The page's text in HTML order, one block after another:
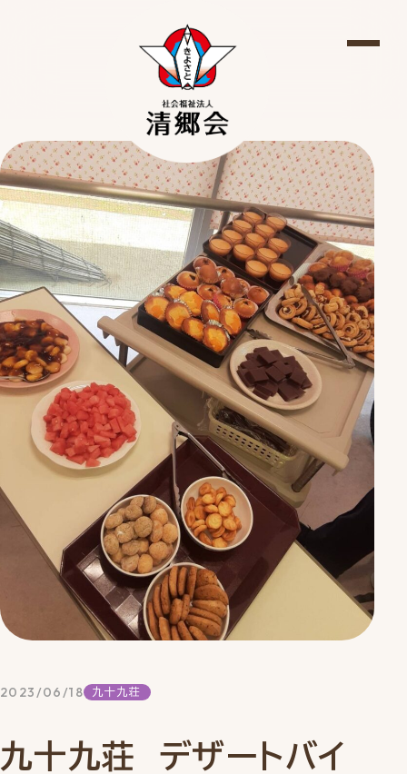
2023/06/18 九十九荘
九十九荘 デザートバイ